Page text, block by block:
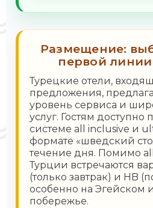
Размещение:
первой
Турецкие отели,
предложения,
уровень сервиса и
услуг. Гостям доступно
системе all inclusive и
формате «шведский
течение дня. Помимо
Турции встречаются
(только завтрак) и HB
особенно на Эгейском
побережье.